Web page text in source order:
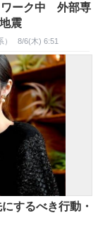
ーク中 外部専
震
8/6(木) 6:51
するべき行動・